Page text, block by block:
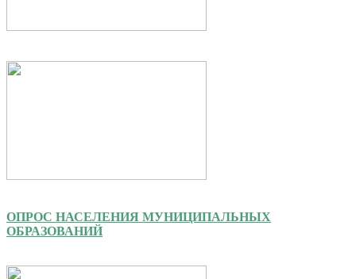
ОПРОС НАСЕЛЕНИЯ МУНИЦИПАЛЬНЫХ
ОБРАЗОВАНИЙ